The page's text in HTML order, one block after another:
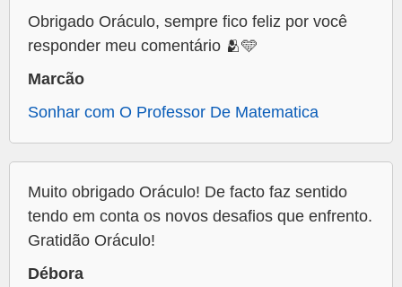
Obrigado Oráculo, sempre fico feliz por você
responder meu comentário 🫂🩵
Marcão
Sonhar com O Professor De Matematica
Muito obrigado Oráculo! De facto faz sentido
tendo em conta os novos desafios que enfrento.
Gratidão Oráculo!
Débora